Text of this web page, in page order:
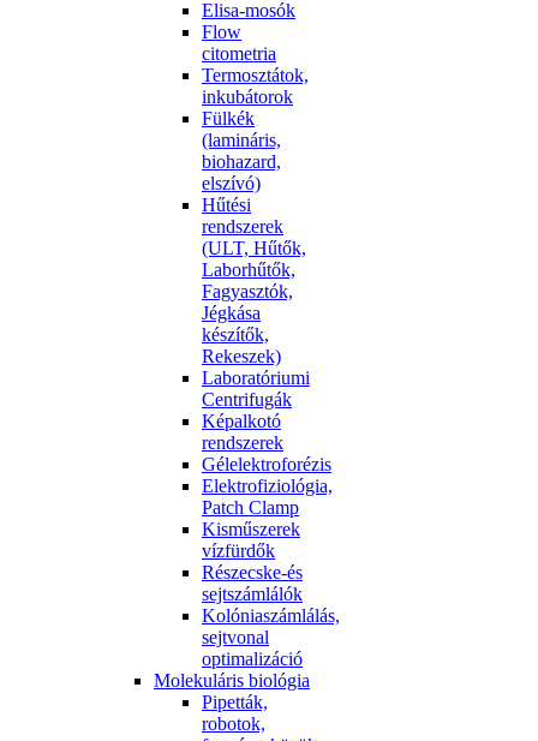
Elisa-mosók
Flow
citometria
Termosztátok,
inkubátorok
Fülkék
(lamináris,
biohazard,
elszívó)
Hűtési
rendszerek
(ULT, Hűtők,
Laborhűtők,
Fagyasztók,
Jégkása
készítők,
Rekeszek)
Laboratóriumi
Centrifugák
Képalkotó
rendszerek
Gélelektroforézis
Elektrofiziológia,
Patch Clamp
Kisműszerek
vízfürdők
Részecske-és
sejtszámlálók
Kolóniaszámlálás,
sejtvonal
optimalizáció
Molekuláris biológia
Pipetták,
robotok,